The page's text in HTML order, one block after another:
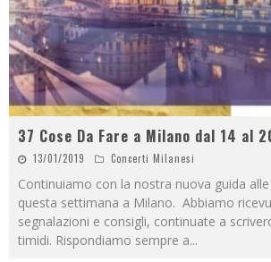
37 Cose Da Fare a Milano dal 14 al
13/01/2019 Concerti Milanesi
Continuiamo con la nostra nuova guida
questa settimana a Milano. Abbiamo
segnalazioni e consigli, continuate a
timidi. Rispondiamo sempre a...